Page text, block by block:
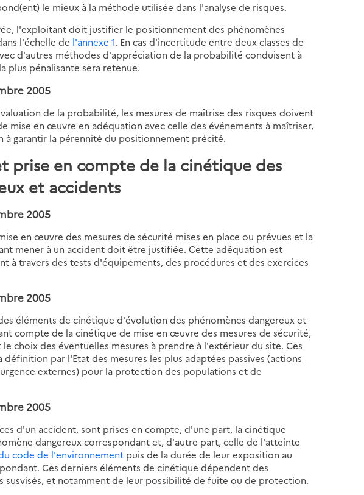
le mieux à la méthode utilisée dans l'analyse de risques.
l'exploitant doit justifier le positionnement des phénomènes
l'échelle de l'annexe 1. En cas d'incertitude entre deux classes de
d'autres méthodes d'appréciation de la probabilité conduisent à
plus pénalisante sera retenue.
2005
de la probabilité, les mesures de maîtrise des risques doivent
mise en œuvre en adéquation avec celle des événements à maîtriser,
à garantir la pérennité du positionnement précité.
prise en compte de la cinétique des
et accidents
2005
en œuvre des mesures de sécurité mises en place ou prévues et la
mener à un accident doit être justifiée. Cette adéquation est
à travers des tests d'équipements, des procédures et des exercices
2005
éléments de cinétique d'évolution des phénomènes dangereux et
compte de la cinétique de mise en œuvre des mesures de sécurité,
choix des éventuelles mesures à prendre à l'extérieur du site. Ces
par l'Etat des mesures les plus adaptées passives (actions
externes) pour la protection des populations et de
2005
d'un accident, sont prises en compte, d'une part, la cinétique
dangereux correspondant et, d'autre part, celle de l'atteinte
du code de l'environnement puis de la durée de leur exposition au
Ces derniers éléments de cinétique dépendent des
et notamment de leur possibilité de fuite ou de protection.